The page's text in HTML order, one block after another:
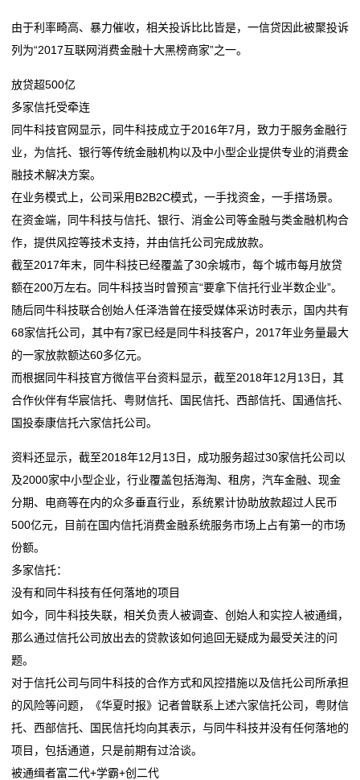
由于利率畸高、暴力催收，相关投诉比比皆是，一信贷因此被聚投诉
列为“2017互联网消费金融十大黑榜商家”之一。
放贷超500亿
多家信托受牵连
同牛科技官网显示，同牛科技成立于2016年7月，致力于服务金融行
业，为信托、银行等传统金融机构以及中小型企业提供专业的消费金
融技术解决方案。
在业务模式上，公司采用B2B2C模式，一手找资金，一手搭场景。
在资金端，同牛科技与信托、银行、消金公司等金融与类金融机构合
作，提供风控等技术支持，并由信托公司完成放款。
截至2017年末，同牛科技已经覆盖了30余城市，每个城市每月放贷
额在200万左右。同牛科技当时曾预言“要拿下信托行业半数企业”。
随后同牛科技联合创始人任泽浩曾在接受媒体采访时表示，国内共有
68家信托公司，其中有7家已经是同牛科技客户，2017年业务量最大
的一家放款额达60多亿元。
而根据同牛科技官方微信平台资料显示，截至2018年12月13日，其
合作伙伴有华宸信托、粤财信托、国民信托、西部信托、国通信托、
国投泰康信托六家信托公司。
资料还显示，截至2018年12月13日，成功服务超过30家信托公司以
及2000家中小型企业，行业覆盖包括海淘、租房，汽车金融、现金
分期、电商等在内的众多垂直行业，系统累计协助放款超过人民币
500亿元，目前在国内信托消费金融系统服务市场上占有第一的市场
份额。
多家信托：
没有和同牛科技有任何落地的项目
如今，同牛科技失联，相关负责人被调查、创始人和实控人被通缉，
那么通过信托公司放出去的贷款该如何追回无疑成为最受关注的问
题。
对于信托公司与同牛科技的合作方式和风控措施以及信托公司所承担
的风险等问题，《华夏时报》记者曾联系上述六家信托公司，粤财信
托、西部信托、国民信托均向其表示，与同牛科技并没有任何落地的
项目，包括通道，只是前期有过洽谈。
被通缉者富二代+学霸+创二代